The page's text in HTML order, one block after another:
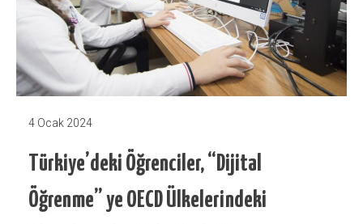
4 Ocak 2024
Türkiye’deki Öğrenciler, “Dijital
Öğrenme” ye OECD Ülkelerindeki